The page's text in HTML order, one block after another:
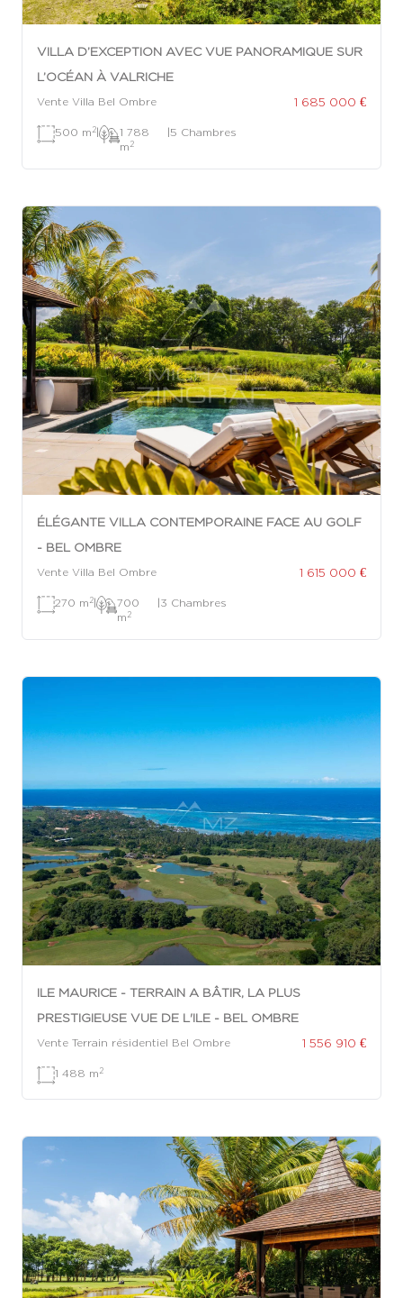
VILLA D’EXCEPTION AVEC VUE PANORAMIQUE SUR
L’OCÉAN À VALRICHE
Vente Villa Bel Ombre 1 685 000 €
500 m 2|
1 788
m 2
|5 Chambres
ÉLÉGANTE VILLA CONTEMPORAINE FACE AU GOLF
- BEL OMBRE
Vente Villa Bel Ombre 1 615 000 €
270 m 2|
700
m 2
|3 Chambres
ILE MAURICE - TERRAIN A BÂTIR, LA PLUS
PRESTIGIEUSE VUE DE L'ILE - BEL OMBRE
Vente Terrain résidentiel Bel Ombre 1 556 910 €
1 488 m 2